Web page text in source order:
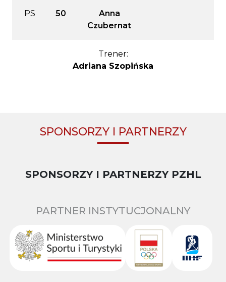
PS 50
Anna
Czubernat
Trener:
Adriana Szopińska
SPONSORZY I PARTNERZY
SPONSORZY I PARTNERZY PZHL
PARTNER INSTYTUCJONALNY